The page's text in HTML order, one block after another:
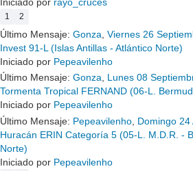
1 2
Último Mensaje: Gonza Viernes 26
Invest 91-L (Islas Antillas - Atlántico Norte)
Iniciado por Pepeavilenho
Último Mensaje: Gonza, Lunes 08
Tormenta Tropical FERNAND (06-L.
Iniciado por Pepeavilenho
Último Mensaje: Pepeavilenho Domingo 24
Huracán ERIN Categoría 5 (05-L. M.D.R. -
Norte)
Iniciado por Pepeavilenho